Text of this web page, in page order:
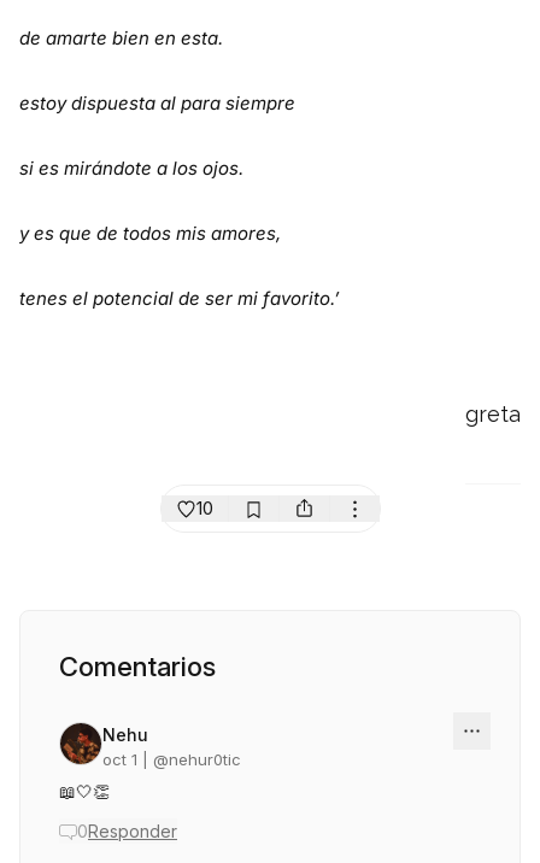
de amarte bien en esta.
estoy dispuesta al para siempre
si es mirándote a los ojos.
y es que de todos mis amores,
tenes el potencial de ser mi favorito.’
greta
10
Comentarios
Nehu
oct 1 | @nehur0tic
📖🤍👏
0Responder